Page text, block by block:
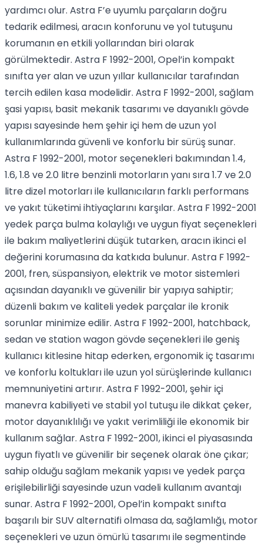
yardımcı olur. Astra F’e uyumlu parçaların doğru
tedarik edilmesi, aracın konforunu ve yol tutuşunu
korumanın en etkili yollarından biri olarak
görülmektedir. Astra F 1992-2001, Opel’in kompakt
sınıfta yer alan ve uzun yıllar kullanıcılar tarafından
tercih edilen kasa modelidir. Astra F 1992-2001, sağlam
şasi yapısı, basit mekanik tasarımı ve dayanıklı gövde
yapısı sayesinde hem şehir içi hem de uzun yol
kullanımlarında güvenli ve konforlu bir sürüş sunar.
Astra F 1992-2001, motor seçenekleri bakımından 1.4,
1.6, 1.8 ve 2.0 litre benzinli motorların yanı sıra 1.7 ve 2.0
litre dizel motorları ile kullanıcıların farklı performans
ve yakıt tüketimi ihtiyaçlarını karşılar. Astra F 1992-2001
yedek parça bulma kolaylığı ve uygun fiyat seçenekleri
ile bakım maliyetlerini düşük tutarken, aracın ikinci el
değerini korumasına da katkıda bulunur. Astra F 1992-
2001, fren, süspansiyon, elektrik ve motor sistemleri
açısından dayanıklı ve güvenilir bir yapıya sahiptir;
düzenli bakım ve kaliteli yedek parçalar ile kronik
sorunlar minimize edilir. Astra F 1992-2001, hatchback,
sedan ve station wagon gövde seçenekleri ile geniş
kullanıcı kitlesine hitap ederken, ergonomik iç tasarımı
ve konforlu koltukları ile uzun yol sürüşlerinde kullanıcı
memnuniyetini artırır. Astra F 1992-2001, şehir içi
manevra kabiliyeti ve stabil yol tutuşu ile dikkat çeker,
motor dayanıklılığı ve yakıt verimliliği ile ekonomik bir
kullanım sağlar. Astra F 1992-2001, ikinci el piyasasında
uygun fiyatlı ve güvenilir bir seçenek olarak öne çıkar;
sahip olduğu sağlam mekanik yapısı ve yedek parça
erişilebilirliği sayesinde uzun vadeli kullanım avantajı
sunar. Astra F 1992-2001, Opel’in kompakt sınıfta
başarılı bir SUV alternatifi olmasa da, sağlamlığı, motor
seçenekleri ve uzun ömürlü tasarımı ile segmentinde